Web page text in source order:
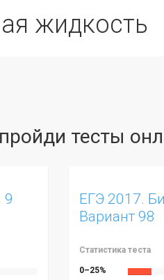
жидкость
тесты
9
ЕГЭ 2017.
Вариант 98
Статистика теста
0–25%